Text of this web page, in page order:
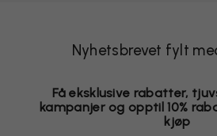
Nyhetsbrevet fylt
Få eksklusive rabatter,
kampanjer og opptil 10%
kjøp